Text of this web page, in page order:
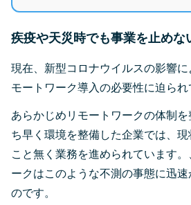
疾疫や天災時でも事業を止めな
現在、新型コロナウイルスの影響に
モートワーク導入の必要性に迫られ
あらかじめリモートワークの体制
ち早く環境を整備した企業では、
こと無く業務を進められています
ークはこのような不測の事態に迅
のです。